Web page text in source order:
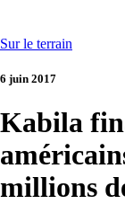
Sur le terrain
6 juin 2017
Kabila
millions